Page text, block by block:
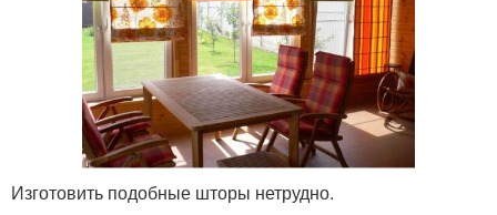
Изготовить подобные шторы нетрудно.